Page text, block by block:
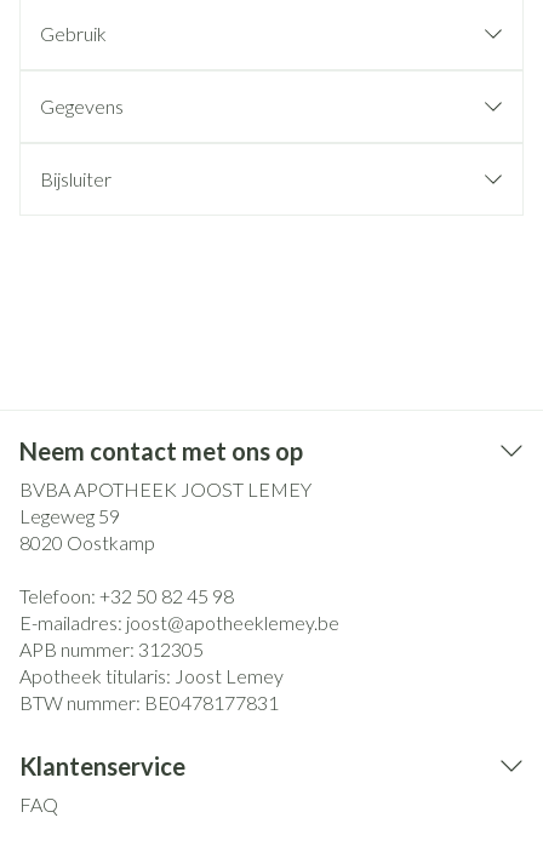
Gebruik
Gegevens
Bijsluiter
Neem contact met ons op
BVBA APOTHEEK JOOST LEMEY
Legeweg 59
8020 Oostkamp
Telefoon: +32 50 82 45 98
E-mailadres: joost@apotheeklemey.be
APB nummer: 312305
Apotheek titularis: Joost Lemey
BTW nummer: BE0478177831
Klantenservice
FAQ